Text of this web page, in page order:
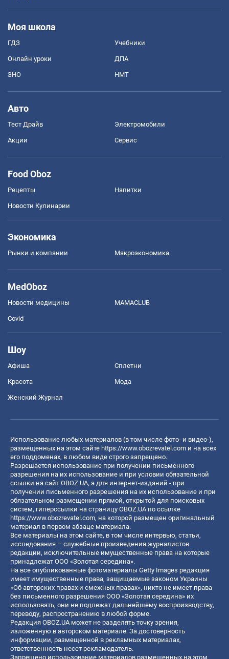
Моя школа
ГДЗ Учебники
Онлайн уроки ДПА
ЗНО НМТ
Авто
Тест Драйв Электромобили
Акции Сервис
Food Oboz
Рецепты Напитки
Новости Кулинарии
Экономика
Рынки и компании Mакроэкономика
MedOboz
Новости медицины MAMACLUB
Covid
Шоу
Афиша Сплетни
Красота Мода
Женский Журнал
Использование любых материалов (в том числе фото- и видео-),
размещенных на этом сайте https://www.obozrevatel.com и на всех
его поддоменах, в любом виде строго запрещено.
Разрешается использование при получении письменного
разрешения на их использование и при условии обязательной
ссылки на сайт OBOZ.UA, а для интернет-изданий - при
получении письменного разрешения на их использование и при
обязательном размещении прямой, открытой для поисковых
систем, гиперссылки на страницу OBOZ.UA по ссылке
https://www.obozrevatel.com, на которой размещен оригинальный
материал в первом абзаце материала.
Все материалы на этом сайте, в том числе интервью, статьи,
исследования – служебные произведения журналистов
редакции, исключительные имущественные права на которые
принадлежат ООО «Золотая середина».
На все опубликованные фотоматериалы Getty Images редакция
имеет имущественные права, защищаемые законом Украины
«Об авторских правах и смежных правах», никто не имеет права
без письменного разрешения ООО «Золотая середина» их
использовать, они не подлежат дальнейшему воспроизводству,
переводу, распространению в любой форме.
Редакция OBOZ.UA может не разделять точку зрения,
изложенную в авторском материале. За достоверность
информации, размещенной в рекламных материалах,
ответственность несет рекламодатель.
Запрещено использование материалов размещенных на этом